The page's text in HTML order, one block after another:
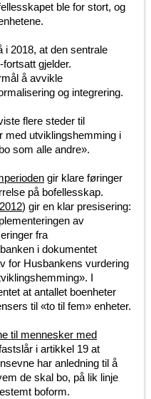
ble for stort, og
i 2018, at den sentrale
gjelder.
å avvikle
og integrering.
flere steder til
med utviklingshemming i
som alle andre».
gir klare føringer
på bofellesskap.
) gir en klar presisering:
av
fra
i dokumentet
for Husbankens vurdering
I
at antallet boenheter
til «to til fem» enheter.
til mennesker med
i artikkel 19 at
har anledning til å
de skal bo, på lik linje
boform.